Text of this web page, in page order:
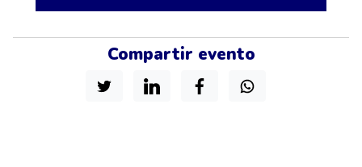
Compartir evento